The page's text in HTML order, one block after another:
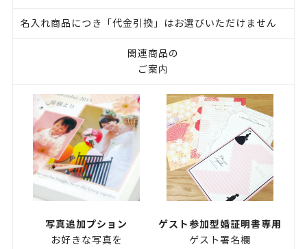
名入れ商品につき「代金引換」はお選びいただけません
関連商品の
ご案内
写真追加プション
お好きな写真を
ゲスト参加型婚証明書専用
ゲスト署名欄